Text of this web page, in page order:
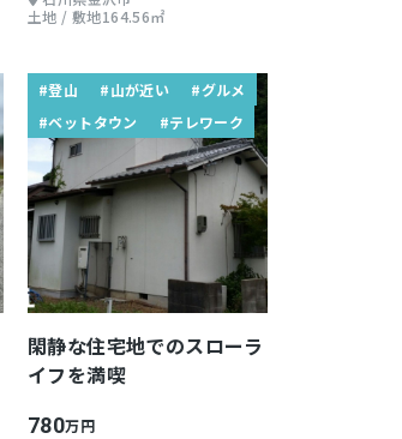
土地 / 敷地164.56㎡
#登山 #山が近い
#グルメ
#ベットタウン
#テレワーク
閑静な住宅地でのスローラ
イフを満喫
780万円